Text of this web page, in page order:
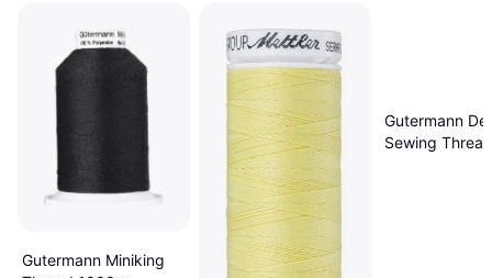
Gutermann Miniking
Gutermann
Sewing